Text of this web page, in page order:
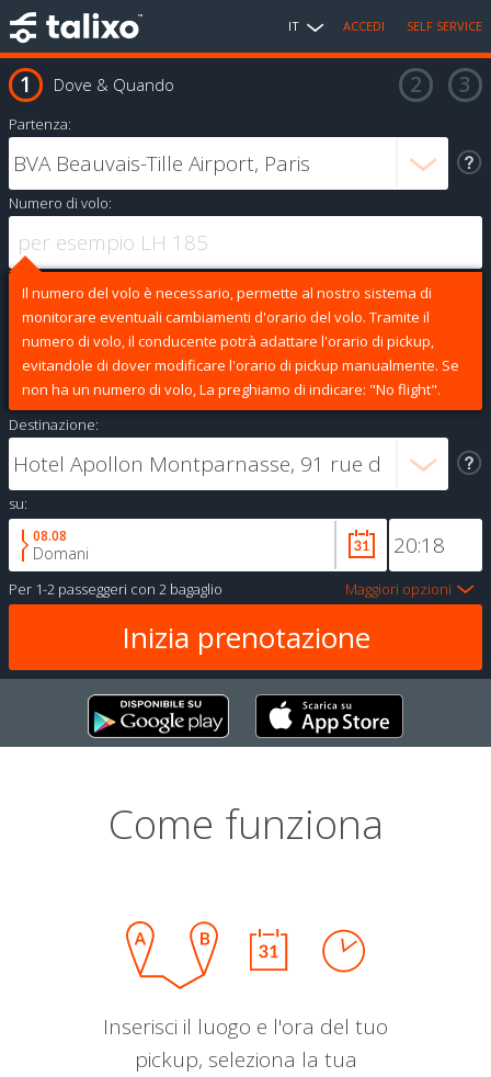
IT ACCEDI SELF SERVICE
Dove & Quando
Partenza:
Numero di volo:
Il numero del volo è necessario, permette al nostro sistema di
monitorare eventuali cambiamenti d'orario del volo. Tramite il
numero di volo, il conducente potrà adattare l'orario di pickup,
evitandole di dover modificare l'orario di pickup manualmente. Se
non ha un numero di volo, La preghiamo di indicare: "No flight".
Destinazione:
su:
08.08
Domani
Per 1-2 passeggeri con 2 bagaglio Maggiori opzioni
Come funziona
Inserisci il luogo e l'ora del tuo
pickup, seleziona la tua